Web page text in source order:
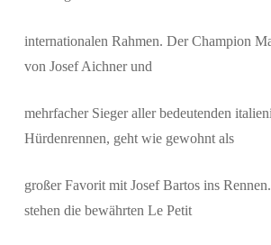
internationalen Rahmen. Der Champion
von Josef Aichner und
mehrfacher Sieger aller bedeutenden
Hürdenrennen, geht wie gewohnt als
großer Favorit mit Josef Bartos ins
stehen die bewährten Le Petit